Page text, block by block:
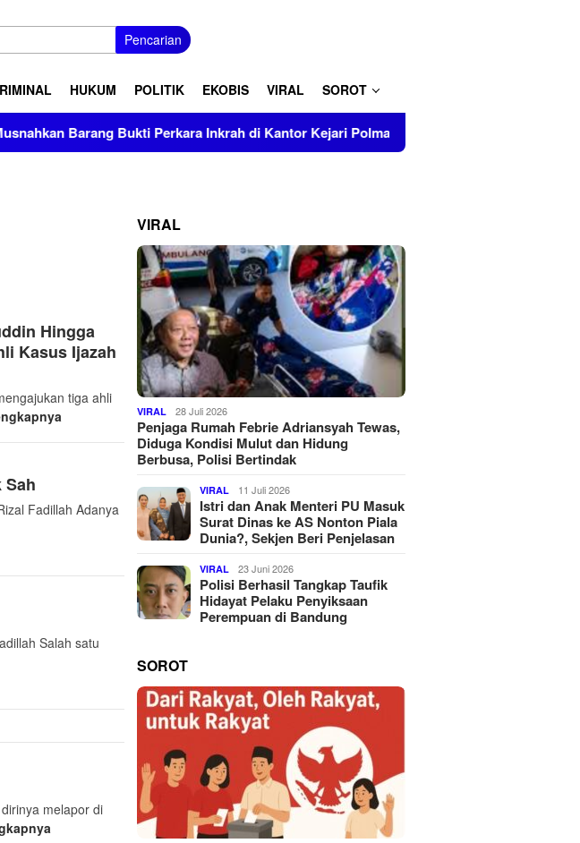
Pencarian
HUKUM POLITIK EKOBIS VIRAL SOROT
Bukti Perkara Inkrah di Kantor Kejari Polman Prevalensi Penyalahguna
Hingga
Kasus Ijazah
tiga ahli
Sah
Fadillah Adanya
Salah satu
melapor di
VIRAL
VIRAL 28 Juli 2026
Penjaga Rumah Febrie Adriansyah Tewas,
Diduga Kondisi Mulut dan Hidung
Berbusa, Polisi Bertindak
VIRAL 11 Juli 2026
Istri dan Anak Menteri PU Masuk
Surat Dinas ke AS Nonton Piala
Dunia?, Sekjen Beri Penjelasan
VIRAL 23 Juni 2026
Polisi Berhasil Tangkap Taufik
Hidayat Pelaku Penyiksaan
Perempuan di Bandung
SOROT